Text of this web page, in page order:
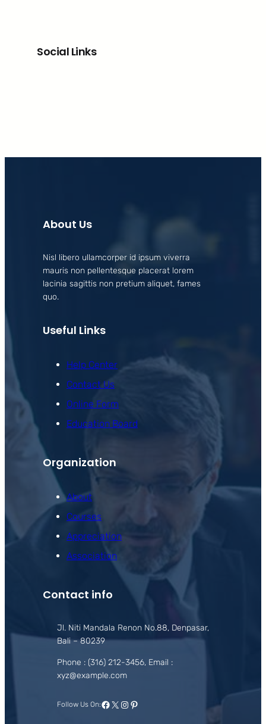
Social Links
About Us
Nisl libero ullamcorper id ipsum viverra
mauris non pellentesque placerat lorem
lacinia sagittis non pretium aliquet, fames
quo.
Useful Links
Help Center
Contact Us
Online Form
Education Board
Organization
About
Courses
Appreciation
Association
Contact info
Jl. Niti Mandala Renon No.88, Denpasar,
Bali – 80239
Phone : (316) 212-3456, Email :
xyz@example.com
Follow Us On:Facebook
X Instagram
Pinterest